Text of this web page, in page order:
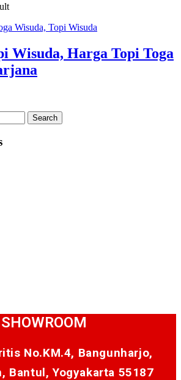
Wisuda, Harga Topi Toga
SHOWROOM
No.KM.4, Bangunharjo,
Bantul, Yogyakarta 55187